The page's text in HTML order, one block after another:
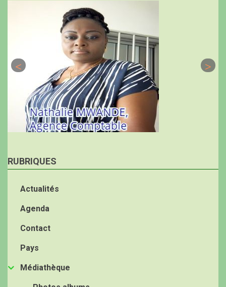
RUBRIQUES
Actualités
Agenda
Contact
Pays
Médiathèque